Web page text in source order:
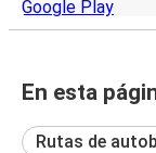
En esta
Rutas de